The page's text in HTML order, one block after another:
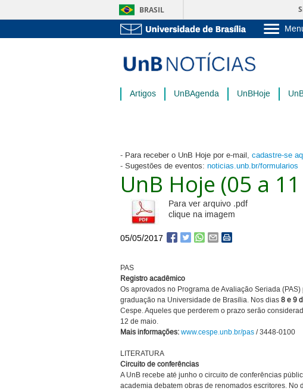
BRASIL
Pós-
Artigos UnBAgenda UnBHoje
- Para receber o UnB Hoje por e-mail, cadastre-se
- Sugestões de eventos: noticias.unb.br/formularios
UnB Hoje (05 a
Para ver arquivo .pdf
clique na imagem
05/05/2017
PAS
Registro acadêmico
Os aprovados no Programa de Avaliação Seriada
graduação na Universidade de Brasília. Nos dias 8 e 9
Cespe. Aqueles que perderem o prazo serão
12 de maio.
Mais informações: www.cespe.unb.br/pas / 3448-0100
LITERATURA
Circuito de conferências
A UnB recebe até junho o circuito de conferências
academia debatem obras de renomados escritores. No